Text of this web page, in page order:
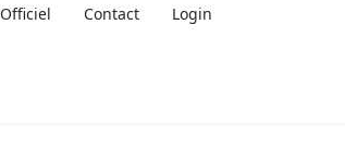
Officiel Contact Login